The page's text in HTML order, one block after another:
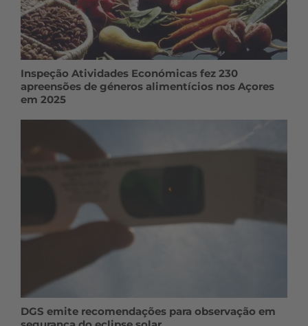
Inspeção Atividades Económicas fez 230
apreensões de géneros alimentícios nos Açores
em 2025
DGS emite recomendações para observação em